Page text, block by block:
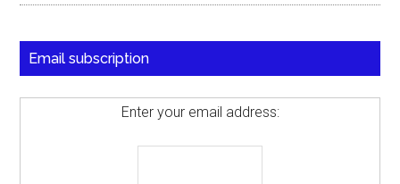
Email subscription
Enter your email address: